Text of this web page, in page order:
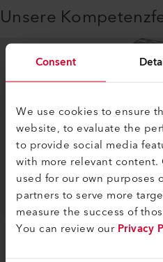
Consent
We use cookies to ensure
website, to evaluate the
to provide social media
with more relevant content.
used for our own purposes
partners to serve more
measure the success of
You can review ourPrivacy
Unsere